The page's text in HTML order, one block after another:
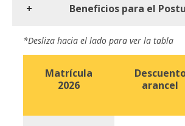
Beneficios para el
*Desliza hacia el lado para ver la tabla
Matrícula
2026
arancel